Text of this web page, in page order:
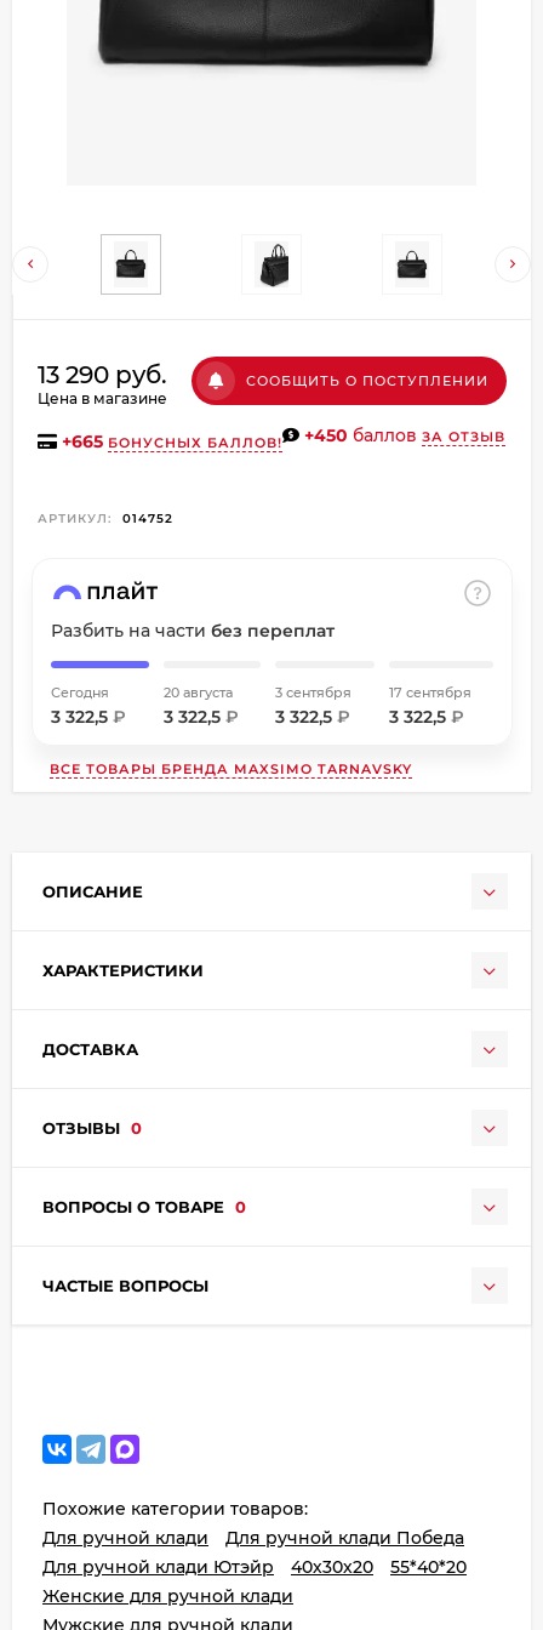
13 290 руб.
Цена в магазине
СООБЩИТЬ О ПОСТУПЛЕНИИ
+665 БОНУСНЫХ БАЛЛОВ! +450 баллов ЗА ОТЗЫВ
АРТИКУЛ: 014752
Разбить на части без переплат
Сегодня
3 322,5 ₽
20 августа
3 322,5 ₽
3 сентября
3 322,5 ₽
17 сентября
3 322,5 ₽
ВСЕ ТОВАРЫ БРЕНДА MAXSIMO TARNAVSKY
ОПИСАНИЕ
ХАРАКТЕРИСТИКИ
ДОСТАВКА
ОТЗЫВЫ 0
ВОПРОСЫ О ТОВАРЕ 0
ЧАСТЫЕ ВОПРОСЫ
Добавляйте товары
в корзину
Получайте товар
выбранный способом
Оставшиеся75% будут
списыватьсяс вашей карты
каждые 2 недели
25
2 недели
раз в 2 недели
Остались вопросы?
8 800 302-02-51
Похожие категории товаров:
Для ручной клади
Для ручной клади Победа
Для ручной клади Ютэйр
40х30х20
55*40*20
Женские для ручной клади
Мужские для ручной клади